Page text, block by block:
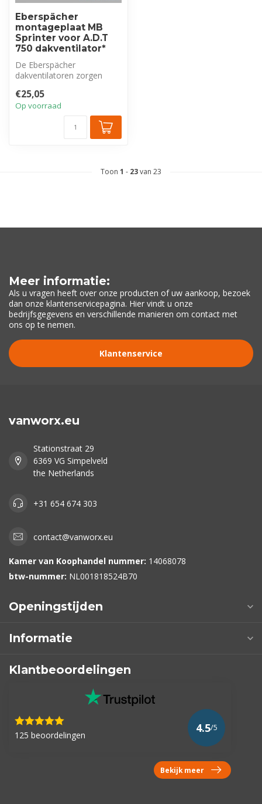
Eberspächer
montageplaat MB
Sprinter voor A.D.T
750 dakventilator*
De Eberspächer
dakventilatoren zorgen
van het voert...
€25,05
Op voorraad
Toon 1 - 23van 23
Meer informatie:
Als u vragen heeft over onze producten of uw aankoop, bezoek
dan onze klantenservicepagina. Hier vindt u onze
bedrijfsgegevens en verschillende manieren om contact met
ons op te nemen.
Klantenservice
vanworx.eu
Stationstraat 29
6369 VG Simpelveld
the Netherlands
+31 654 674 303
contact@vanworx.eu
Kamer van Koophandel nummer: 14068078
btw-nummer: NL001818524B70
Openingstijden
Informatie
Klantbeoordelingen
125 beoordelingen
4.5/5
Bekijk meer